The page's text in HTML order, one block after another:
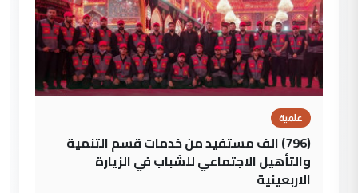
علمية
(796) الف مستفيد من خدمات قسم التنمية
والتأهيل الاجتماعي للشباب في الزيارة
الاربعينية